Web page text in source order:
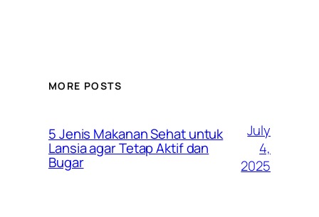
MORE POSTS
5 Jenis Makanan Sehat untuk
Lansia agar Tetap Aktif dan
Bugar
July
4,
2025